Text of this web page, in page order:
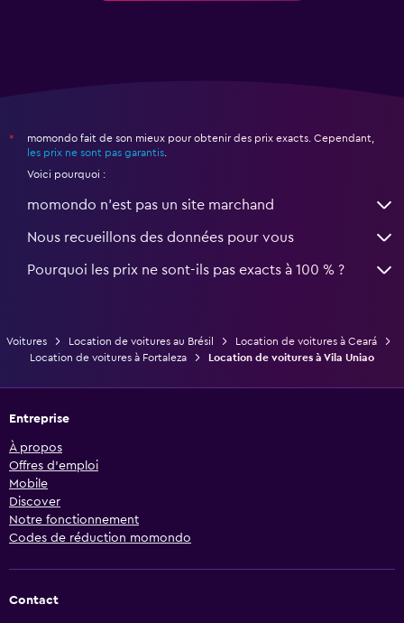
*
momondo fait de son mieux pour obtenir des prix exacts. Cependant,
les prix ne sont pas garantis.
Voici pourquoi :
momondo n'est pas un site marchand
Nous recueillons des données pour vous
Pourquoi les prix ne sont-ils pas exacts à 100 % ?
Voitures Location de voitures au Brésil
Location de voitures à Ceará
Location de voitures à Fortaleza
Location de voitures à Vila Uniao
Entreprise
À propos
Offres d’emploi
Mobile
Discover
Notre fonctionnement
Codes de réduction momondo
Contact